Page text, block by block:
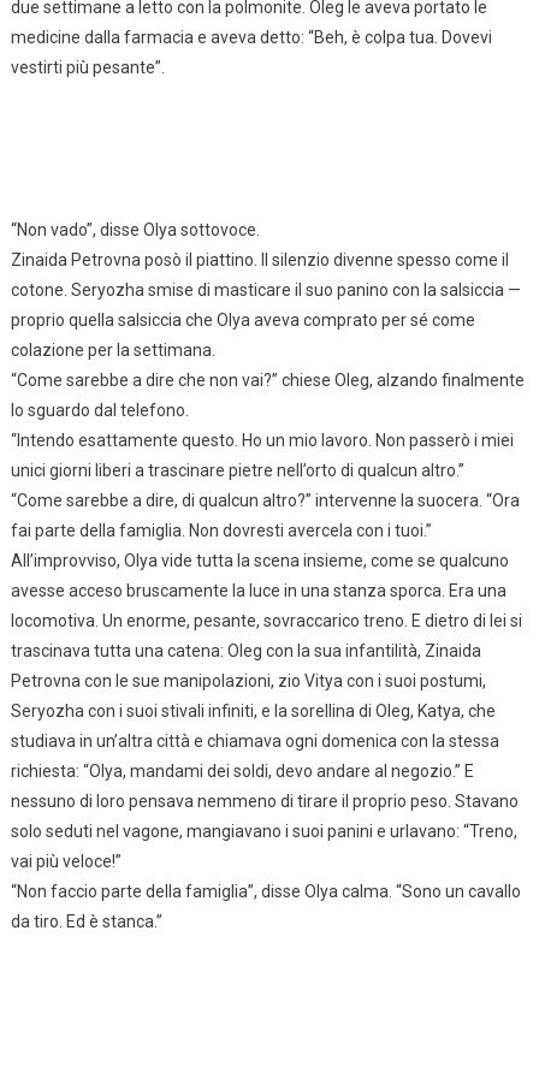
due settimane a letto con la polmonite. Oleg le aveva portato le
medicine dalla farmacia e aveva detto: “Beh, è colpa tua. Dovevi
vestirti più pesante”.
“Non vado”, disse Olya sottovoce.
Zinaida Petrovna posò il piattino. Il silenzio divenne spesso come il
cotone. Seryozha smise di masticare il suo panino con la salsiccia —
proprio quella salsiccia che Olya aveva comprato per sé come
colazione per la settimana.
“Come sarebbe a dire che non vai?” chiese Oleg, alzando finalmente
lo sguardo dal telefono.
“Intendo esattamente questo. Ho un mio lavoro. Non passerò i miei
unici giorni liberi a trascinare pietre nell’orto di qualcun altro.”
“Come sarebbe a dire, di qualcun altro?” intervenne la suocera. “Ora
fai parte della famiglia. Non dovresti avercela con i tuoi.”
All’improvviso, Olya vide tutta la scena insieme, come se qualcuno
avesse acceso bruscamente la luce in una stanza sporca. Era una
locomotiva. Un enorme, pesante, sovraccarico treno. E dietro di lei si
trascinava tutta una catena: Oleg con la sua infantilità, Zinaida
Petrovna con le sue manipolazioni, zio Vitya con i suoi postumi,
Seryozha con i suoi stivali infiniti, e la sorellina di Oleg, Katya, che
studiava in un’altra città e chiamava ogni domenica con la stessa
richiesta: “Olya, mandami dei soldi, devo andare al negozio.” E
nessuno di loro pensava nemmeno di tirare il proprio peso. Stavano
solo seduti nel vagone, mangiavano i suoi panini e urlavano: “Treno,
vai più veloce!”
“Non faccio parte della famiglia”, disse Olya calma. “Sono un cavallo
da tiro. Ed è stanca.”